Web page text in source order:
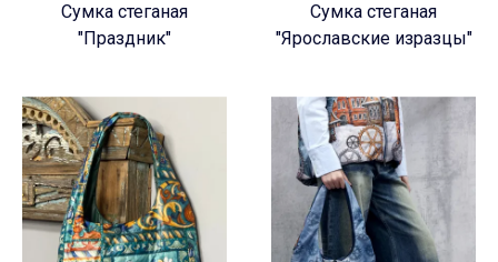
Сумка стеганая
"Праздник"
Сумка стеганая
"Ярославские изразцы"